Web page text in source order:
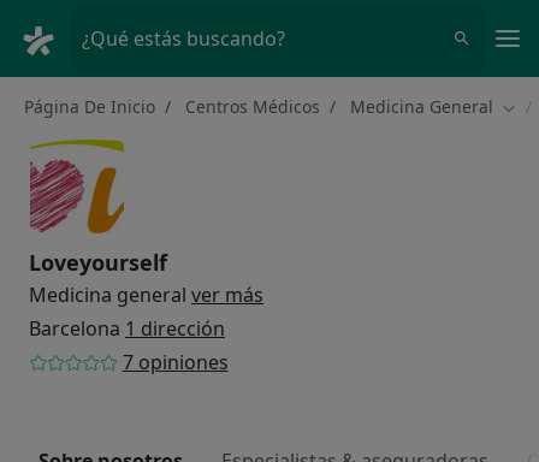
¿Qué estás buscando?
Página De Inicio Centros Médicos Medicina General
Loveyourself
Medicina general ver más
Barcelona 1 dirección
7 opiniones